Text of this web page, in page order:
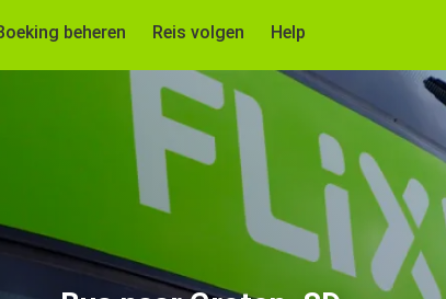
beheren Reis volgen Help